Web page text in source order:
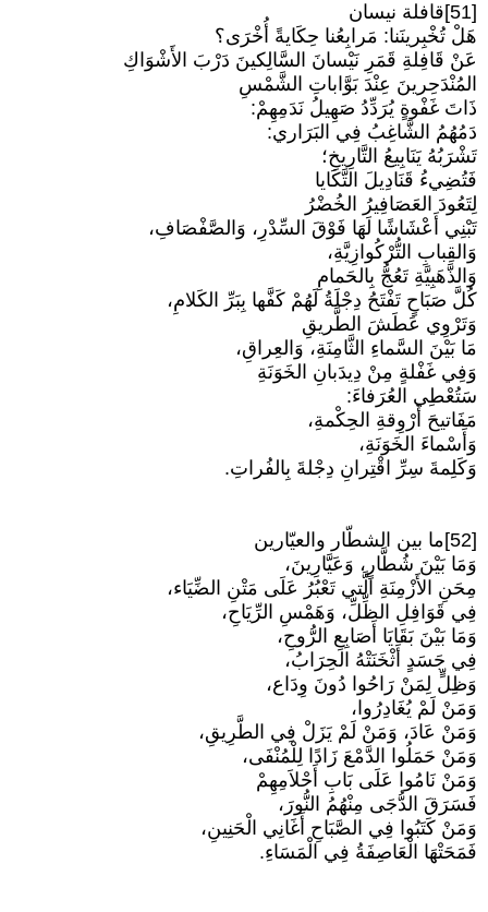
[51]قافلة نيسان
هَلْ تُخْبِرينَنا: مَرابِعُنا حِكَايةً أُخْرَى؟
عَنْ قَافِلةِ قَمَرِ نَيْسانَ السَّالِكينَ دَرْبَ الأَشْوَاكِ
المُنْدَحِرينَ عِنْدَ بَوَّاباتِ الشَّمْسِ
ذَاتَ غَفْوةٍ يُرَدِّدُ صَهِيلُ نَدَمِهِمْ:
دَمُهُمُ الشَّاغِبُ فِي البَرَاري:
تَشْرَبُهُ يَنَابِيعُ التَّارِيخِ؛
فَتُضِيءُ قَنَادِيلَ التَّكَايا
لِتَعُودَ العَصَافِيرُ الخُضْرُ
تَبْنِي أَعْشَاشًا لَهَا فَوْقَ السِّدْرِ، وَالصَّفْصَافِ،
وَالقِبابِ التُّرْكُوازِيَّةِ،
وَالذَّهَبِيَّةِ تَعُجُّ بِالحَمامِ
كُلَّ صَبَاحٍ تَفْتَحُ دِجْلَةُ لَهُمْ كَفَّها بِبَرِّ الكَلامِ،
وَتَرْوِي عَطَشَ الطَّريقِ
مَا بَيْنَ السَّماءِ الثَّامِنَةِ، وَالعِراقِ،
وَفِي غَفْلةٍ مِنْ دِيدَبانِ الخَوَنَةِ
سَتُعْطِي العُرَفاءَ:
مَفَاتيحَ أَرْوِقةِ الحِكْمةِ،
وَأَسْماءَ الخَوَنَةِ،
وَكَلِمةَ سِرِّ اقْتِرانِ دِجْلةَ بِالفُراتِ.
[52]ما بين الشطّار والعيّارين
وَمَا بَيْنَ شُطَّارٍ، وَعَيَّارِينَ،
مِحَنِ الأَزْمِنَةِ الَّتي تَعْبُرُ عَلَى مَتْنِ الضِّيَاء،
فِي قَوَافِلِ الظِّلِّ، وَهَمْسِ الرِّيَاحِ،
وَمَا بَيْنَ بَقَايَا أَصَابِعِ الرُّوحِ،
فِي جَسَدٍ أَثْخَنَتْهُ الحِرَابُ،
وَظِلٍّ لِمَنْ رَاحُوا دُونَ وِدَاع،
وَمَنْ لَمْ يُغَادِرُوا،
وَمَنْ عَادَ، وَمَنْ لَمْ يَزَلْ فِي الطَّرِيقِ،
وَمَنْ حَمَلُوا الدَّمْعَ زَادًا لِلْمُنْفَى،
وَمَنْ نَامُوا عَلَى بَابِ أَحْلاَمِهِمْ
فَسَرَقَ الدُّجَى مِنْهُمُ النُّورَ،
وَمَنْ كَتَبُوا فِي الصَّبَاحِ أَغَانِي الْحَنِينِ،
فَمَحَتْهَا الْعَاصِفَةُ فِي الْمَسَاءِ.